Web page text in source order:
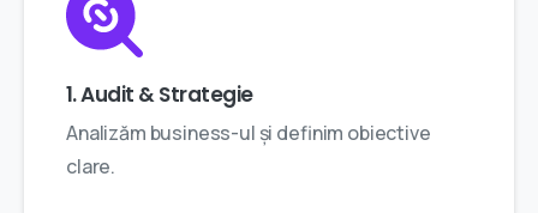
1. Audit & Strategie
Analizăm business-ul și definim obiective
clare.